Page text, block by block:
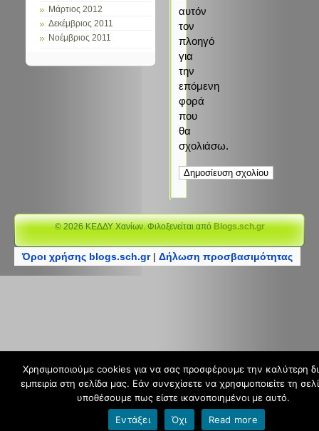
Μάρτιος 2012
Δεκέμβριος 2011
Νοέμβριος 2011
αυτόν
τον
πλοηγό
για
την
επόμενη
φορά
που
θα
σχολιάσω.
© 2026 ΚΕΔΔΥ Χανίων. Φιλοξενείται απόBlogs.sch.gr
Όροι χρήσης blogs.sch.gr| Δήλωση προσβασιμότητας
Χρησιμοποιούμε cookies για να σας προσφέρουμε την καλύτερη
εμπειρία στη σελίδα μας. Εάν συνεχίσετε να χρησιμοποιείτε τη
υποθέσουμε πως είστε ικανοποιημένοι με αυτό.
Εντάξει
Όχι Read more